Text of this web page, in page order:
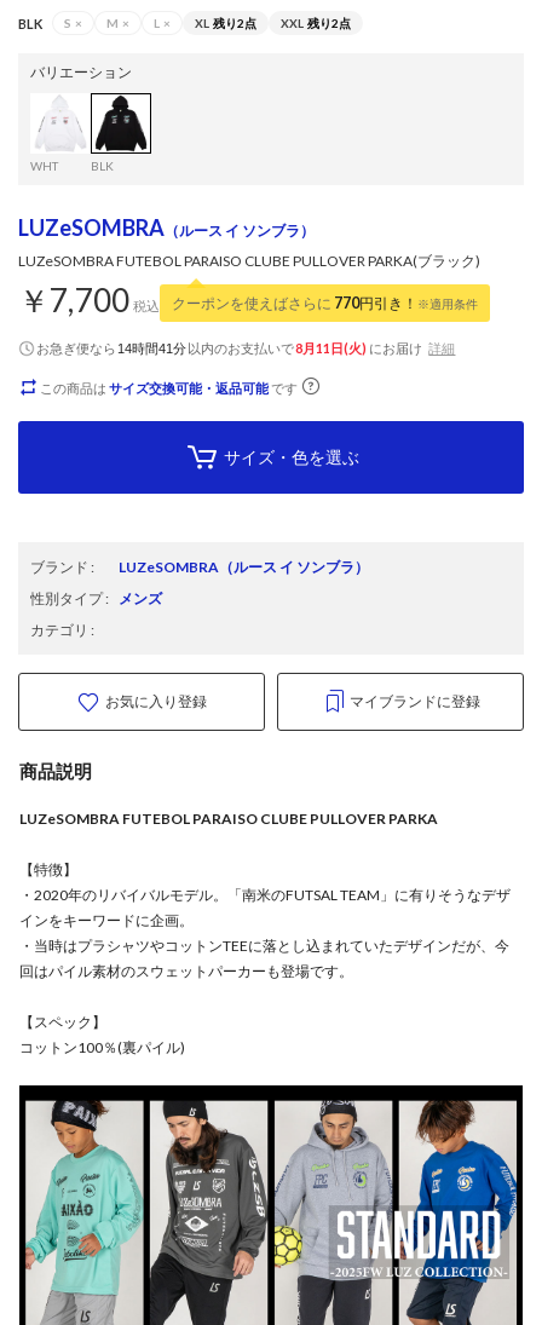
BLK S × M × L × XL 残り2点 XXL 残り2点
バリエーション
WHT BLK
LUZeSOMBRA （ルース イ ソンブラ）
LUZeSOMBRA FUTEBOL PARAISO CLUBE PULLOVER PARKA(ブラック)
￥7,700 税込 クーポンを使えばさらに 770円引き！ ※適用条件
お急ぎ便なら 14時間41分以内のお支払いで8月11日(火) にお届け 詳細
この商品は サイズ交換可能・返品可能です
サイズ・色を選ぶ
ブランド : LUZeSOMBRA （ルース イ ソンブラ）
性別タイプ:
メンズ
カテゴリ :
お気に入り登録 マイブランドに登録
商品説明
LUZeSOMBRA FUTEBOL PARAISO CLUBE PULLOVER PARKA
【特徴】
・2020年のリバイバルモデル。「南米のFUTSAL TEAM」に有りそうなデザ
インをキーワードに企画。
・当時はプラシャツやコットンTEEに落とし込まれていたデザインだが、今
回はパイル素材のスウェットパーカーも登場です。
【スペック】
コットン100％(裏パイル)